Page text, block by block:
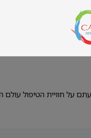
על חוויית הטיפול עולם